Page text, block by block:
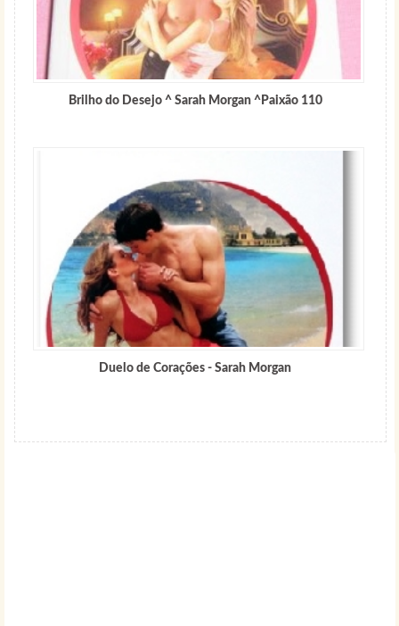
Brilho do Desejo ^ Sarah Morgan ^Paixão 110
Duelo de Corações - Sarah Morgan